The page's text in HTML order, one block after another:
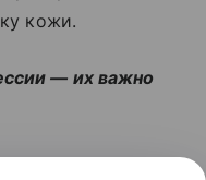
кожи.
— их важно
жизнь и